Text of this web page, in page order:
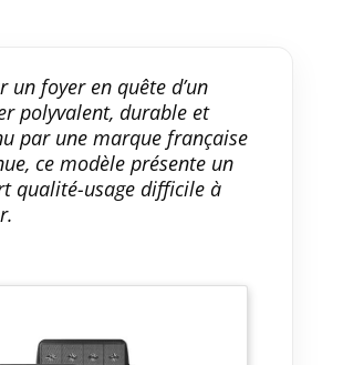
un foyer en quête d’un
polyvalent, durable et
par une marque française
ce modèle présente un
qualité-usage difficile à